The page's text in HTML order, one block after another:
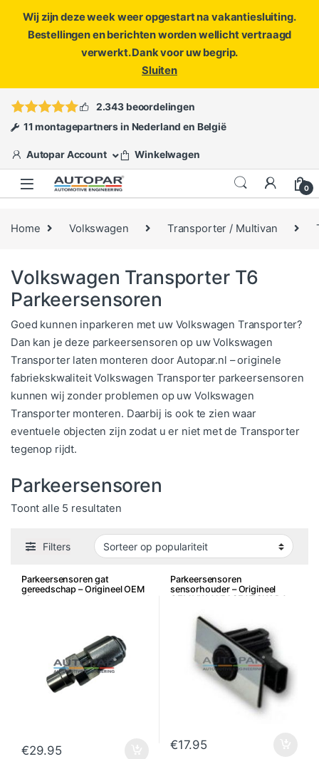
Wij zijn deze week weer opgestart na vakantiesluiting.
Bestellingen en berichten worden wellicht vertraagd
verwerkt. Dank voor uw begrip.
Sluiten
ofopen een ticket
2.343 beoordelingen
11 montagepartners in Nederland en België
Autopar Account Winkelwagen
0
Home Volkswagen Transporter / Multivan
Volkswagen Transporter T6
Parkeersensoren
Goed kunnen inparkeren met uw Volkswagen Transporter?
Dan kan je deze parkeersensoren op uw Volkswagen
Transporter laten monteren door Autopar.nl – originele
fabriekskwaliteit Volkswagen Transporter parkeersensoren
kunnen wij zonder problemen op uw Volkswagen
Transporter monteren. Daarbij is ook te zien waar
eventuele objecten zijn zodat u er niet met de Transporter
tegenop rijdt.
Parkeersensoren
Toont alle 5 resultatenGesorteerd op populariteit
Filters
Parkeersensoren gat
gereedschap – Origineel OEM
18mm
€29.95
Parkeersensoren
sensorhouder – Origineel
OEM VW AUDI SEAT SKODA
€17.95